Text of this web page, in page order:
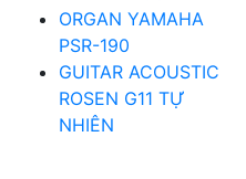
ORGAN YAMAHA
PSR-190
GUITAR ACOUSTIC
ROSEN G11 TỰ
NHIÊN